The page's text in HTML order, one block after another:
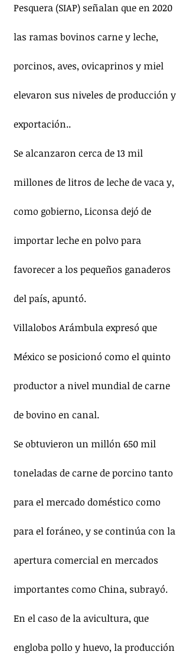
Pesquera (SIAP) señalan que en 2020
las ramas bovinos carne y leche,
porcinos, aves, ovicaprinos y miel
elevaron sus niveles de producción y
exportación..
Se alcanzaron cerca de 13 mil
millones de litros de leche de vaca y,
como gobierno, Liconsa dejó de
importar leche en polvo para
favorecer a los pequeños ganaderos
del país, apuntó.
Villalobos Arámbula expresó que
México se posicionó como el quinto
productor a nivel mundial de carne
de bovino en canal.
Se obtuvieron un millón 650 mil
toneladas de carne de porcino tanto
para el mercado doméstico como
para el foráneo, y se continúa con la
apertura comercial en mercados
importantes como China, subrayó.
En el caso de la avicultura, que
engloba pollo y huevo, la producción